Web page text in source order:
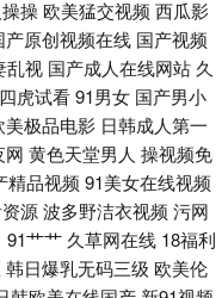
私人影院 国产欧美精品网 激
日韩激情网页 四虎影视城 午
利 97狠狠 爱豆视频在线观看
美日韩网欧美网 天天透伊人
角 91人草 www恋足com 国
操 欧美猛交视频 西瓜影
产原创视频在线 国产视频
乱视 国产成人在线网站 久
四虎试看91男女 国产男小
美极品电影 日韩成人第一
网 黄色天堂男人 操视频免
精品视频 91美女在线视频
源波多野洁衣视频 污网
91艹艹 久草网在线 18福利
韩日爆乳无码三级 欧美伦